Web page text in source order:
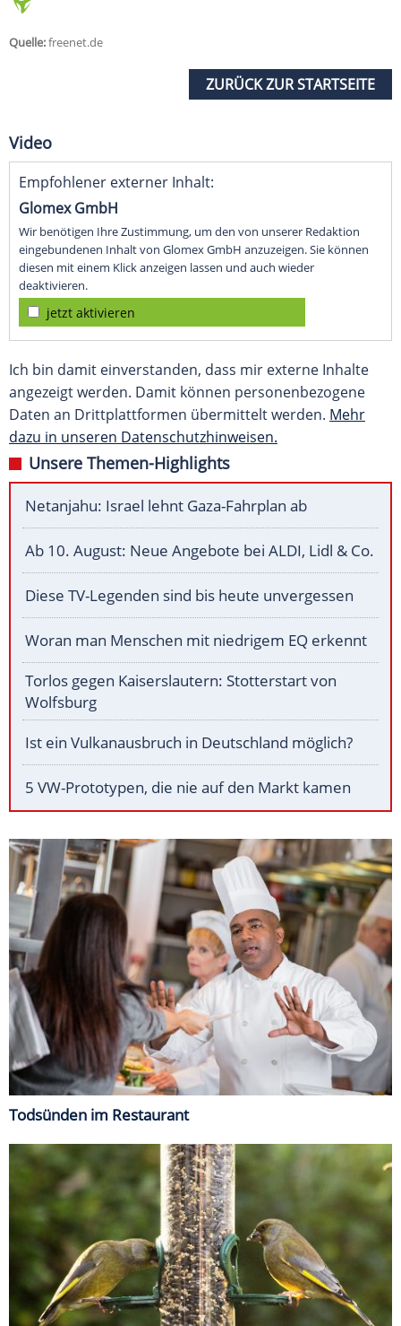
Quelle:freenet.de
ZURÜCK ZUR STARTSEITE
Video
Empfohlener externer Inhalt:
Glomex GmbH
Wir benötigen Ihre Zustimmung, um den von unserer Redaktion
eingebundenen Inhalt von Glomex GmbH anzuzeigen. Sie können
diesen mit einem Klick anzeigen lassen und auch wieder
deaktivieren.
jetzt aktivieren
Ich bin damit einverstanden, dass mir externe Inhalte
angezeigt werden. Damit können personenbezogene
Daten an Drittplattformen übermittelt werden. Mehr
dazu in unseren Datenschutzhinweisen.
Unsere Themen-Highlights
Netanjahu: Israel lehnt Gaza-Fahrplan ab
Ab 10. August: Neue Angebote bei ALDI, Lidl & Co.
Diese TV-Legenden sind bis heute unvergessen
Woran man Menschen mit niedrigem EQ erkennt
Torlos gegen Kaiserslautern: Stotterstart von
Wolfsburg
Ist ein Vulkanausbruch in Deutschland möglich?
5 VW-Prototypen, die nie auf den Markt kamen
Todsünden im Restaurant